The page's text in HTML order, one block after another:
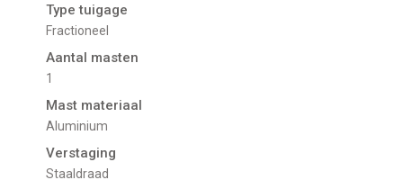
Type tuigage
Fractioneel
Aantal masten
1
Mast materiaal
Aluminium
Verstaging
Staaldraad